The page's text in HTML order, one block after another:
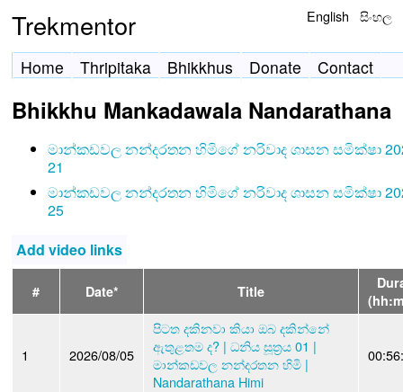
Trekmentor English සිංහල
Home Thripitaka Bhikkhus Donate Contact
Bhikkhu Mankadawala Nandarathana
මාන්කඩවල නන්දරතන හිමිගේ නරිවාද ශාසන සමික්ෂා
21
මාන්කඩවල නන්දරතන හිමිගේ නරිවාද ශාසන සමික්ෂා
25
Add video links
# Date* Title
1 2026/08/05
පිටත දකිනවා කියා ඔබ දකින්නේ
ඇතුළතම ද? | ධනිය සූත්‍රය 01 |
මාන්කඩවල නන්දරතන හිමි |
Nandarathana Himi